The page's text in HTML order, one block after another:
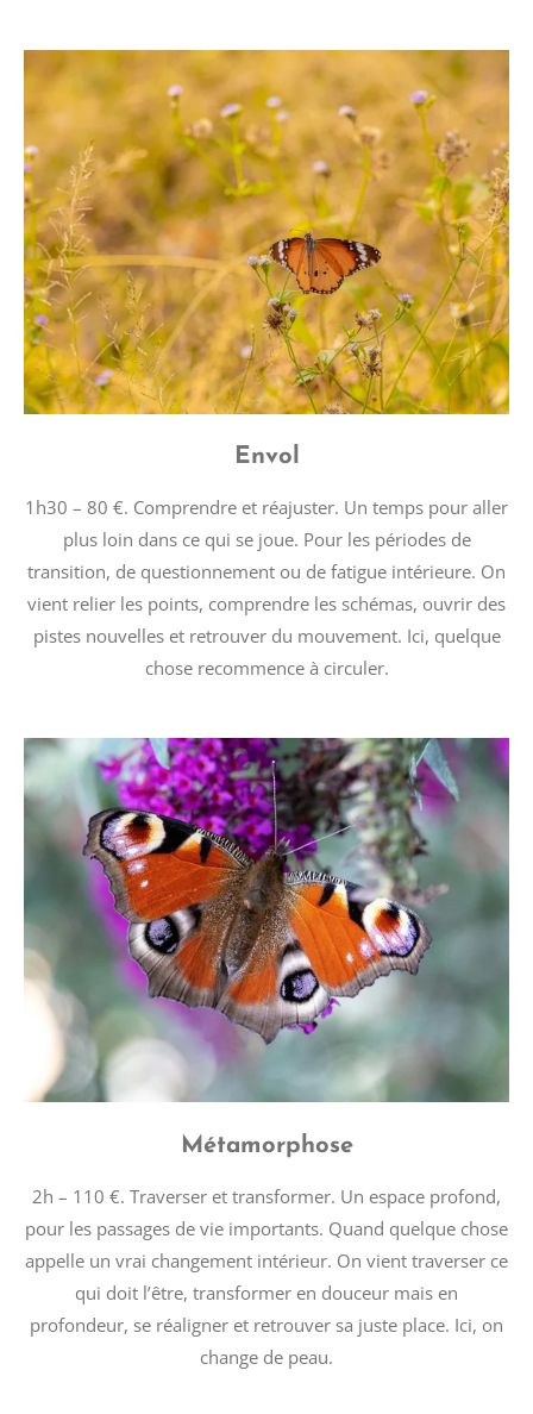
Envol
1h30 – 80 €. Comprendre et réajuster. Un temps pour aller
plus loin dans ce qui se joue. Pour les périodes de
transition, de questionnement ou de fatigue intérieure. On
vient relier les points, comprendre les schémas, ouvrir des
pistes nouvelles et retrouver du mouvement. Ici, quelque
chose recommence à circuler.
Métamorphose
2h – 110 €. Traverser et transformer. Un espace profond,
pour les passages de vie importants. Quand quelque chose
appelle un vrai changement intérieur. On vient traverser ce
qui doit l’être, transformer en douceur mais en
profondeur, se réaligner et retrouver sa juste place. Ici, on
change de peau.